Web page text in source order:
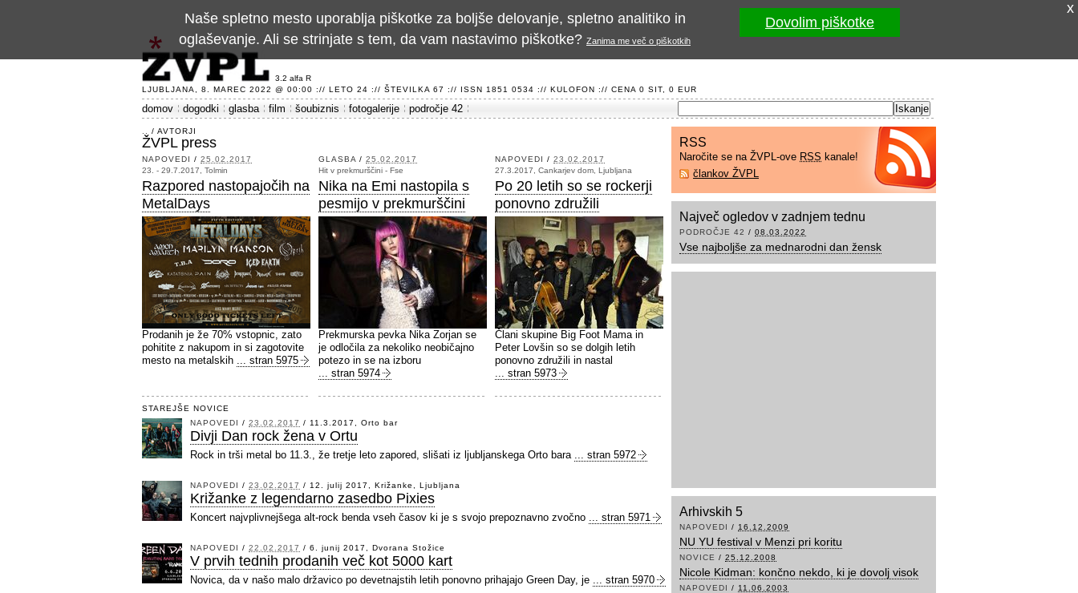
3.2 alfa R
LJUBLJANA, 8. MAREC 2022 @ 00:00 :// LETO 24 :// ŠTEVILKA 67 :// ISSN 1851 0534 :// KULOFON :// CENA 0 SIT, 0 EUR
domov dogodki glasba film šoubiznis fotogalerije področje 42
/ AVTORJI
ŽVPL press
NAPOVEDI / 25.02.2017
23. - 29.7.2017, Tolmin
Razpored nastopajočih na
MetalDays
Prodanih je že 70% vstopnic, zato
pohitite z nakupom in si zagotovite
mesto na metalskih ... stran 5975
GLASBA / 25.02.2017
Hit v prekmurščini - Fse
Nika na Emi nastopila s
pesmijo v prekmurščini
Prekmurska pevka Nika Zorjan se
je odločila za nekoliko neobičajno
potezo in se na izboru
... stran 5974
NAPOVEDI / 23.02.2017
27.3.2017, Cankarjev dom, Ljubljana
Po 20 letih so se rockerji
ponovno združili
Člani skupine Big Foot Mama in
Peter Lovšin so se dolgih letih
ponovno združili in nastal
... stran 5973
STAREJŠE NOVICE
NAPOVEDI / 23.02.2017 / 11.3.2017, Orto bar
Divji Dan rock žena v Ortu
Rock in trši metal bo 11.3., že tretje leto zapored, slišati iz ljubljanskega Orto bara ... stran 5972
NAPOVEDI / 23.02.2017 / 12. julij 2017, Križanke, Ljubljana
Križanke z legendarno zasedbo Pixies
Koncert najvplivnejšega alt-rock benda vseh časov ki je s svojo prepoznavno zvočno ... stran 5971
NAPOVEDI / 22.02.2017 / 6. junij 2017, Dvorana Stožice
V prvih tednih prodanih več kot 5000 kart
Novica, da v našo malo državico po devetnajstih letih ponovno prihajajo Green Day, je ... stran 5970
RSS
Naročite se na ŽVPL-ove RSS kanale!
člankov ŽVPL
Največ ogledov v zadnjem tednu
PODROČJE 42 / 08.03.2022
Vse najboljše za mednarodni dan žensk
Arhivskih 5
NAPOVEDI / 16.12.2009
NU YU festival v Menzi pri koritu
NOVICE / 25.12.2008
Nicole Kidman: končno nekdo, ki je dovolj visok
NAPOVEDI / 11.06.2003
x
Naše spletno mesto uporablja piškotke za boljše delovanje, spletno analitiko in
oglaševanje. Ali se strinjate s tem, da vam nastavimo piškotke? Zanima me več o piškotkih
Dovolim piškotke